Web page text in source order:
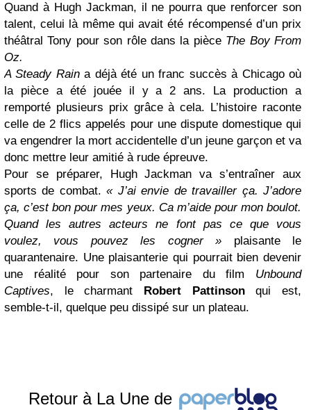
Quand à Hugh Jackman, il ne pourra que renforcer son
talent, celui là même qui avait été récompensé d’un prix
théâtral Tony pour son rôle dans la pièce The Boy From
Oz.
A Steady Raina déjà été un franc succès à Chicago où
la pièce a été jouée il y a 2 ans. La production a
remporté plusieurs prix grâce à cela. L’histoire raconte
celle de 2 flics appelés pour une dispute domestique qui
va engendrer la mort accidentelle d’un jeune garçon et va
donc mettre leur amitié à rude épreuve.
Pour se préparer, Hugh Jackman va s’entraîner aux
sports de combat.« J’ai envie de travailler ça. J’adore
ça, c’est bon pour mes yeux. Ca m’aide pour mon boulot.
Quand les autres acteurs ne font pas ce que vous
voulez, vous pouvez les cogner » plaisante le
quarantenaire. Une plaisanterie qui pourrait bien devenir
une réalité pour son partenaire du film Unbound
Captives, le charmant Robert Pattinsonqui est,
semble-t-il, quelque peu dissipé sur un plateau.
Retour à La Une de